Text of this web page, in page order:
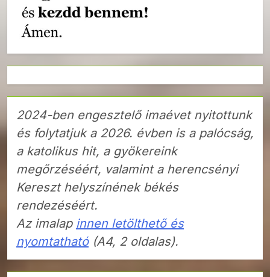
2024-ben engesztelő imaévet nyitottunk
és folytatjuk a 2026. évben is a palócság,
a katolikus hit, a gyökereink
megőrzéséért, valamint a herencsényi
Kereszt helyszínének békés
rendezéséért.
Az imalap innen letölthető és
nyomtatható(A4, 2 oldalas).